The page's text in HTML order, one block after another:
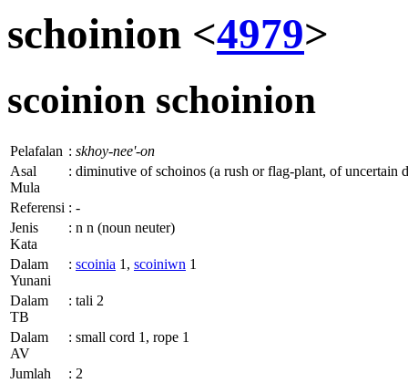
schoinion <4979>
scoinion schoinion
Pelafalan : skhoy-nee'-on
Asal
Mula
: diminutive of schoinos (a rush or flag-plant, of uncertain
Referensi : -
Jenis
Kata
: n n (noun neuter)
Dalam
Yunani
: scoinia 1, scoiniwn 1
Dalam
TB
: tali 2
Dalam
AV
: small cord 1, rope 1
Jumlah : 2